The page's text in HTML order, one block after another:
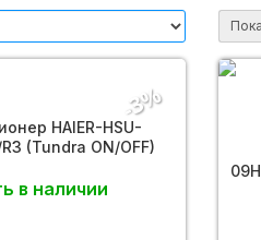
HAIER-HSU-
(Tundra ON/OFF)
в наличии
-3%